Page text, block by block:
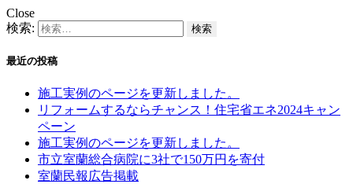
Close
検索:
最近の投稿
施工実例のページを更新しました。
リフォームするならチャンス！住宅省エネ2024キャン
ペーン​
施工実例のページを更新しました。
市立室蘭総合病院に3社で150万円を寄付
室蘭民報広告掲載